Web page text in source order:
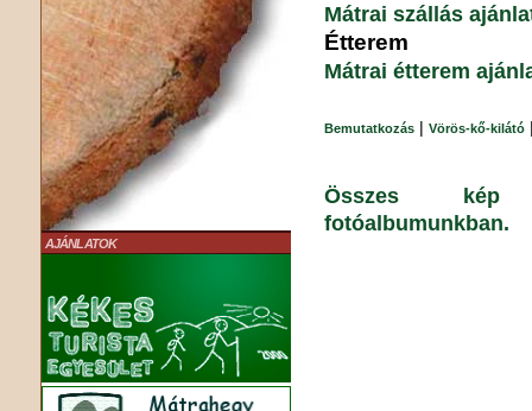
AJÁNLATOK
Mátrai szállás
Étterem
Mátrai étterem
Bemutatkozás | Vörös-kő-kilátó
Összes kép
fotóalbumunkban.